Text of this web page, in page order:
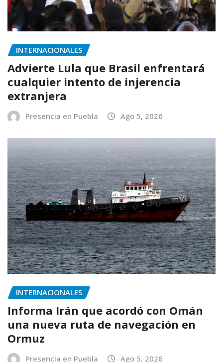
INTERNACIONALES
Advierte Lula que Brasil enfrentará
cualquier intento de injerencia
extranjera
Presencia en Puebla Ago 5, 2026
INTERNACIONALES
Informa Irán que acordó con Omán
una nueva ruta de navegación en
Ormuz
Presencia en Puebla Ago 5, 2026